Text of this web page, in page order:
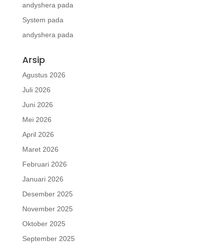
andyshera pada
System pada
andyshera pada
Arsip
Agustus 2026
Juli 2026
Juni 2026
Mei 2026
April 2026
Maret 2026
Februari 2026
Januari 2026
Desember 2025
November 2025
Oktober 2025
September 2025